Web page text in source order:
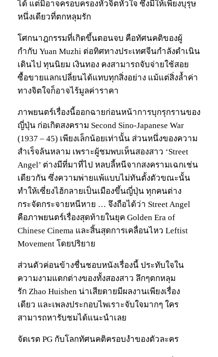
ได้ แต่มิอาจครอบครองหัวจิตหัวใจ ซึ่งมีให้เพียงบุรุษ
หนึ่งเดียวที่ตกหลุมรัก
โศกนาฎกรรมที่เกิดขึ้นตอนจบ คือทัศนคติของผู้
กำกับ Yuan Muzhi ต่อทิศทางประเทศจีนกำลังดำเนิน
เดินไป ทุนนิยม เงินทอง คงสามารถจับจ่ายใช้สอย
ซื้อขายแลกเปลี่ยนได้แทบทุกสิ่งอย่าง แม้แต่สิ่งล้ำค่า
ทางจิตใจก็อาจไร้มูลค่าราคา
ภาพยนตร์เรื่องนี้ออกฉายก่อนหน้าการบุกรุกรานของ
ญี่ปุ่น ก่อเกิดสงคราม Second Sino-Japanese War
(1937 – 45) เพียงเล็กน้อยเท่านั้น ส่วนหนึ่งของความ
สำเร็จล้นหลาม เพราะผู้ชมพบเห็นสองสาว ‘Street
Angel’ ต่างมีที่มาที่ไป หลบลี้หนีจากสงครามเฉกเช่น
เดียวกัน ซึ่งความพ่ายแพ้แบบไม่ทันตั้งตัวขณะนั้น
ทำให้เซี่ยงไฮ้กลายเป็นเมืองขึ้นญี่ปุ่น ทุกคนต่าง
กระจัดกระจายหนีหาย … จึงถือได้ว่า Street Angel
คือภาพยนตร์เรื่องสุดท้ายในยุค Golden Era of
Chinese Cinema และสิ้นสุดการเคลื่อนไหว Leftist
Movement โดยปริยาย
ส่วนตัวค่อนข้างชื่นชอบหนังเรื่องนี้ ประทับใจใน
ความงามแตกต่างของทั้งสองสาว ลึกๆตกหลุม
รัก Zhao Huishen น่าเสียดายมีผลงานเพียงเรื่อง
เดียว และเพลงประกอบไพเราะจับใจมากๆ ใคร
สามารถหารับชมได้แนะนำเลย
จัดเรต PG กับโลกทัศนคติครอบงำของตัวละคร